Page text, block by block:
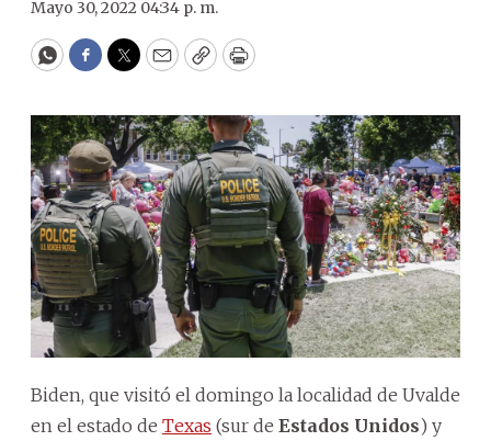
Mayo 30, 2022 04:34 p. m.
WhatsApp
Facebook
Twitter
EmailCopyPrint
Biden, que visitó el domingo la localidad de Uvalde
en el estado de Texas (sur de Estados Unidos) y